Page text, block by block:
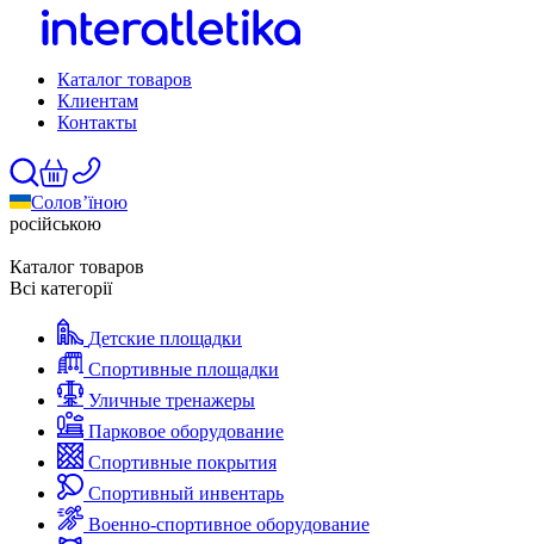
Каталог товаров
Клиентам
Контакты
Солов’їною
російською
Каталог товаров
Всі категорії
Детские площадки
Спортивные площадки
Уличные тренажеры
Парковое оборудование
Спортивные покрытия
Спортивный инвентарь
Военно-спортивное оборудование